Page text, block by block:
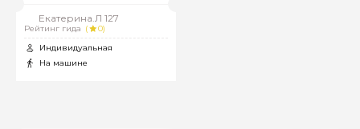
Екатерина.Л 127
Рейтинг гида (
0)
Индивидуальная
На машине